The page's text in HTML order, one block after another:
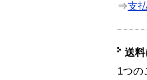
⇒支
送
1つの